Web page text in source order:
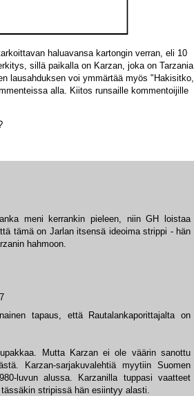
haluavansa kartongin verran, eli 10
sillä paikalla on Karzan, joka on Tarzania
lausahduksen voi ymmärtää myös "Hakisitko,
alla. Kiitos runsaille kommentoijille
tapaus, että Rautalankaporittajalta on
Mutta Karzan ei ole väärin sanottu
Karzan-sarjakuvalehtiä myytiin Suomen
luvun alussa. Karzanilla tuppasi vaatteet
stripissä hän esiintyy alasti.
meni kerrankin pieleen, niin GH loistaa
tämä on Jarlan itsensä ideoima strippi - hän
hahmoon.